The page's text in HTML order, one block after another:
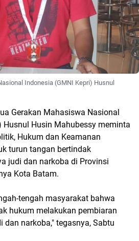
Indonesia (GMNI Kepri) Husnul
Gerakan Mahasiswa Nasional
Husnul Husin Mahubessy meminta
Hukum dan Keamanan
turun tangan bertindak
judi dan narkoba di Provinsi
Kota Batam.
tengah masyarakat bahwa
hukum melakukan pembiaran
dan narkoba," tegasnya, Sabtu